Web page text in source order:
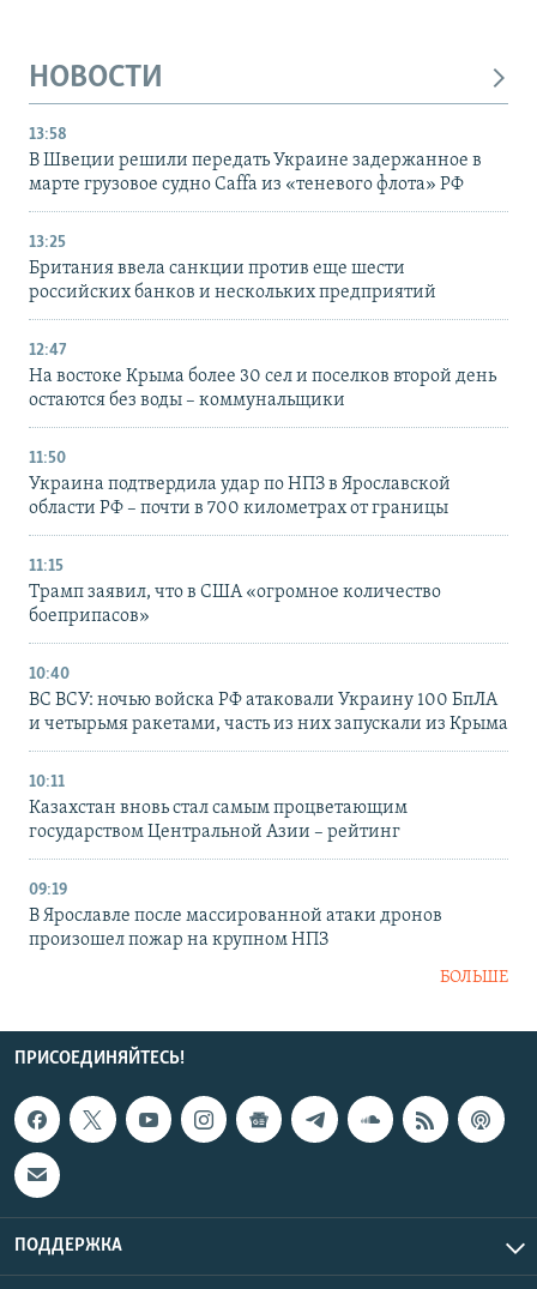
НОВОСТИ
13:58
В Швеции решили передать Украине задержанное в
марте грузовое судно Caffa из «теневого флота» РФ
13:25
Британия ввела санкции против еще шести
российских банков и нескольких предприятий
12:47
На востоке Крыма более 30 сел и поселков второй день
остаются без воды – коммунальщики
11:50
Украина подтвердила удар по НПЗ в Ярославской
области РФ – почти в 700 километрах от границы
11:15
Трамп заявил, что в США «огромное количество
боеприпасов»
10:40
ВС ВСУ: ночью войска РФ атаковали Украину 100 БпЛА
и четырьмя ракетами, часть из них запускали из Крыма
10:11
Казахстан вновь стал самым процветающим
государством Центральной Азии – рейтинг
09:19
В Ярославле после массированной атаки дронов
произошел пожар на крупном НПЗ
БОЛЬШЕ
ПРИСОЕДИНЯЙТЕСЬ!
ПОДДЕРЖКА